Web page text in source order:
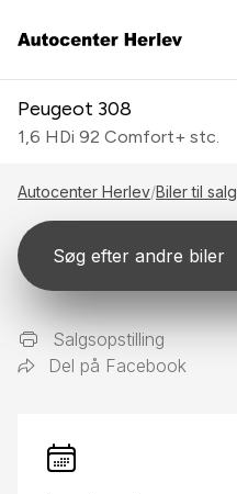
Peugeot 308
1,6 HDi 92 Comfort+ stc.
Autocenter Herlev/Biler til salg
Søg efter andre biler
Salgsopstilling
Del på Facebook